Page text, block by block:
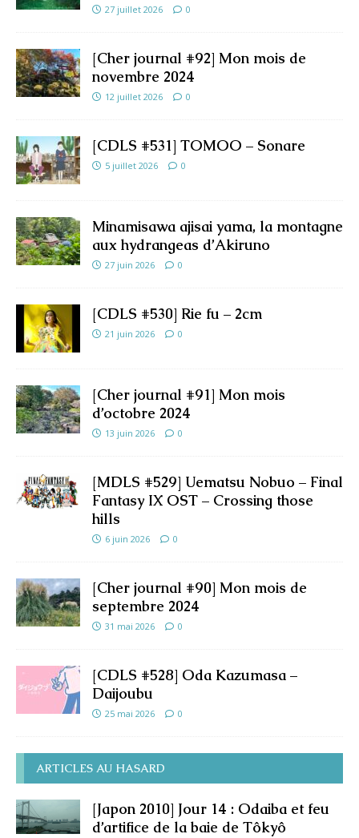
27 juillet 2026 0
[Cher journal #92] Mon mois de
novembre 2024
12 juillet 2026 0
[CDLS #531] TOMOO – Sonare
5 juillet 2026 0
Minamisawa ajisai yama, la montagne
aux hydrangeas d’Akiruno
27 juin 2026 0
[CDLS #530] Rie fu – 2cm
21 juin 2026 0
[Cher journal #91] Mon mois
d’octobre 2024
13 juin 2026 0
[MDLS #529] Uematsu Nobuo – Final
Fantasy IX OST – Crossing those
hills
6 juin 2026 0
[Cher journal #90] Mon mois de
septembre 2024
31 mai 2026 0
[CDLS #528] Oda Kazumasa –
Daijoubu
25 mai 2026 0
ARTICLES AU HASARD
[Japon 2010] Jour 14 : Odaiba et feu
d’artifice de la baie de Tôkyô